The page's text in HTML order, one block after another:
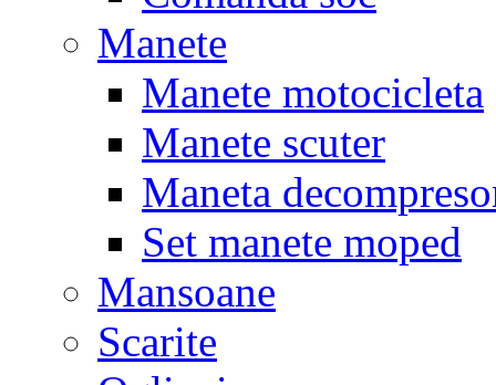
Manete
Manete motocicleta
Manete scuter
Maneta
Set manete moped
Mansoane
Scarite